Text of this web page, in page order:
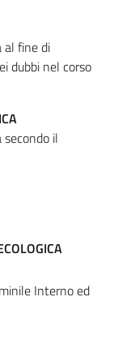
al fine di
dubbi nel corso
il
Interno ed